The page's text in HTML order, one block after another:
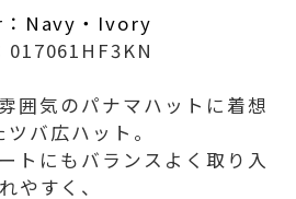
Navy・Ivory
017061HF3KN
囲気のパナマハットに着想
バ広ハット。
トにもバランスよく取り入
れやすく、